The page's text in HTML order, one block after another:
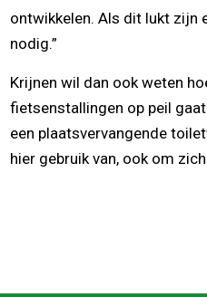
ontwikkelen. Als dit lukt zijn
nodig.”
Krijnen wil dan ook weten
fietsenstallingen op peil
een plaatsvervangende
hier gebruik van, ook om